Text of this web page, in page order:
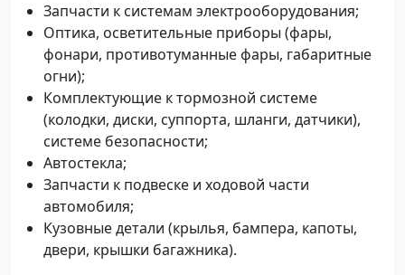
Запчасти к системам электрооборудования;
Оптика, осветительные приборы (фары,
фонари, противотуманные фары, габаритные
огни);
Комплектующие к тормозной системе
(колодки, диски, суппорта, шланги, датчики),
системе безопасности;
Автостекла;
Запчасти к подвеске и ходовой части
автомобиля;
Кузовные детали (крылья, бампера, капоты,
двери, крышки багажника).